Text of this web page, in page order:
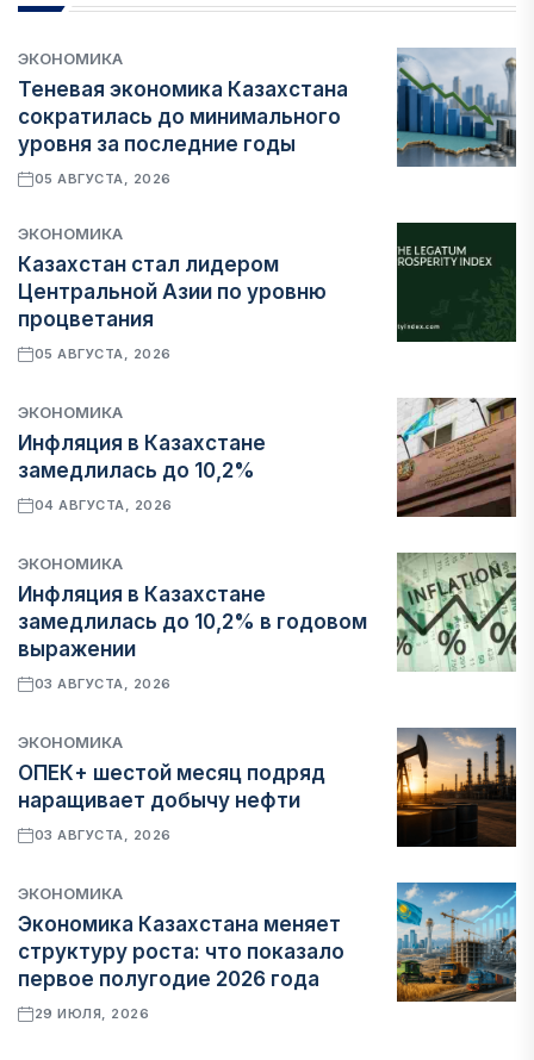
ЭКОНОМИКА
Теневая экономика Казахстана
сократилась до минимального
уровня за последние годы
05 АВГУСТА, 2026
ЭКОНОМИКА
Казахстан стал лидером
Центральной Азии по уровню
процветания
05 АВГУСТА, 2026
ЭКОНОМИКА
Инфляция в Казахстане
замедлилась до 10,2%
04 АВГУСТА, 2026
ЭКОНОМИКА
Инфляция в Казахстане
замедлилась до 10,2% в годовом
выражении
03 АВГУСТА, 2026
ЭКОНОМИКА
ОПЕК+ шестой месяц подряд
наращивает добычу нефти
03 АВГУСТА, 2026
ЭКОНОМИКА
Экономика Казахстана меняет
структуру роста: что показало
первое полугодие 2026 года
29 ИЮЛЯ, 2026